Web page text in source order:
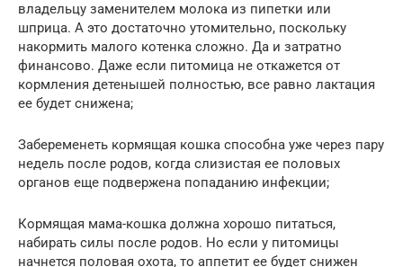
владельцу заменителем молока из пипетки или
шприца. А это достаточно утомительно, поскольку
накормить малого котенка сложно. Да и затратно
финансово. Даже если питомица не откажется от
кормления детенышей полностью, все равно лактация
ее будет снижена;
Забеременеть кормящая кошка способна уже через пару
недель после родов, когда слизистая ее половых
органов еще подвержена попаданию инфекции;
Кормящая мама-кошка должна хорошо питаться,
набирать силы после родов. Но если у питомицы
начнется половая охота, то аппетит ее будет снижен